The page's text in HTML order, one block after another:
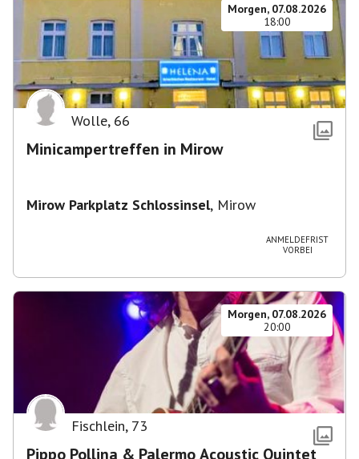
Morgen, 07.08.2026
18:00
Wolle, 66
Minicampertreffen in Mirow
Mirow Parkplatz Schlossinsel, Mirow
ANMELDEFRIST
VORBEI
Morgen, 07.08.2026
20:00
Fischlein, 73
Pippo Pollina & Palermo Acoustic Quintet